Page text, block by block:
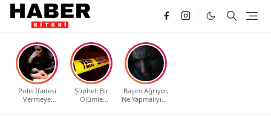
Polis İfadesi
Vermeye
Şüpheli Bir
Ölümle
Başım Ağrıyor,
Ne Yapmalıyım?